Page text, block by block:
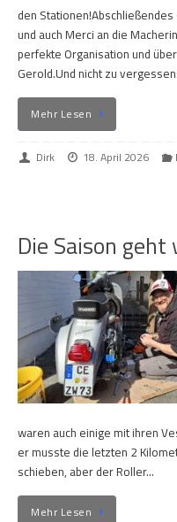
den
und auch Merci an die
perfekte Organisation und
Gerold.Und nicht zu
Mehr Lesen
Dirk 18. April 2026
Die Saison
waren auch einige mit ihren
er musste die letzten 2
schieben, aber der Roller…
Mehr Lesen